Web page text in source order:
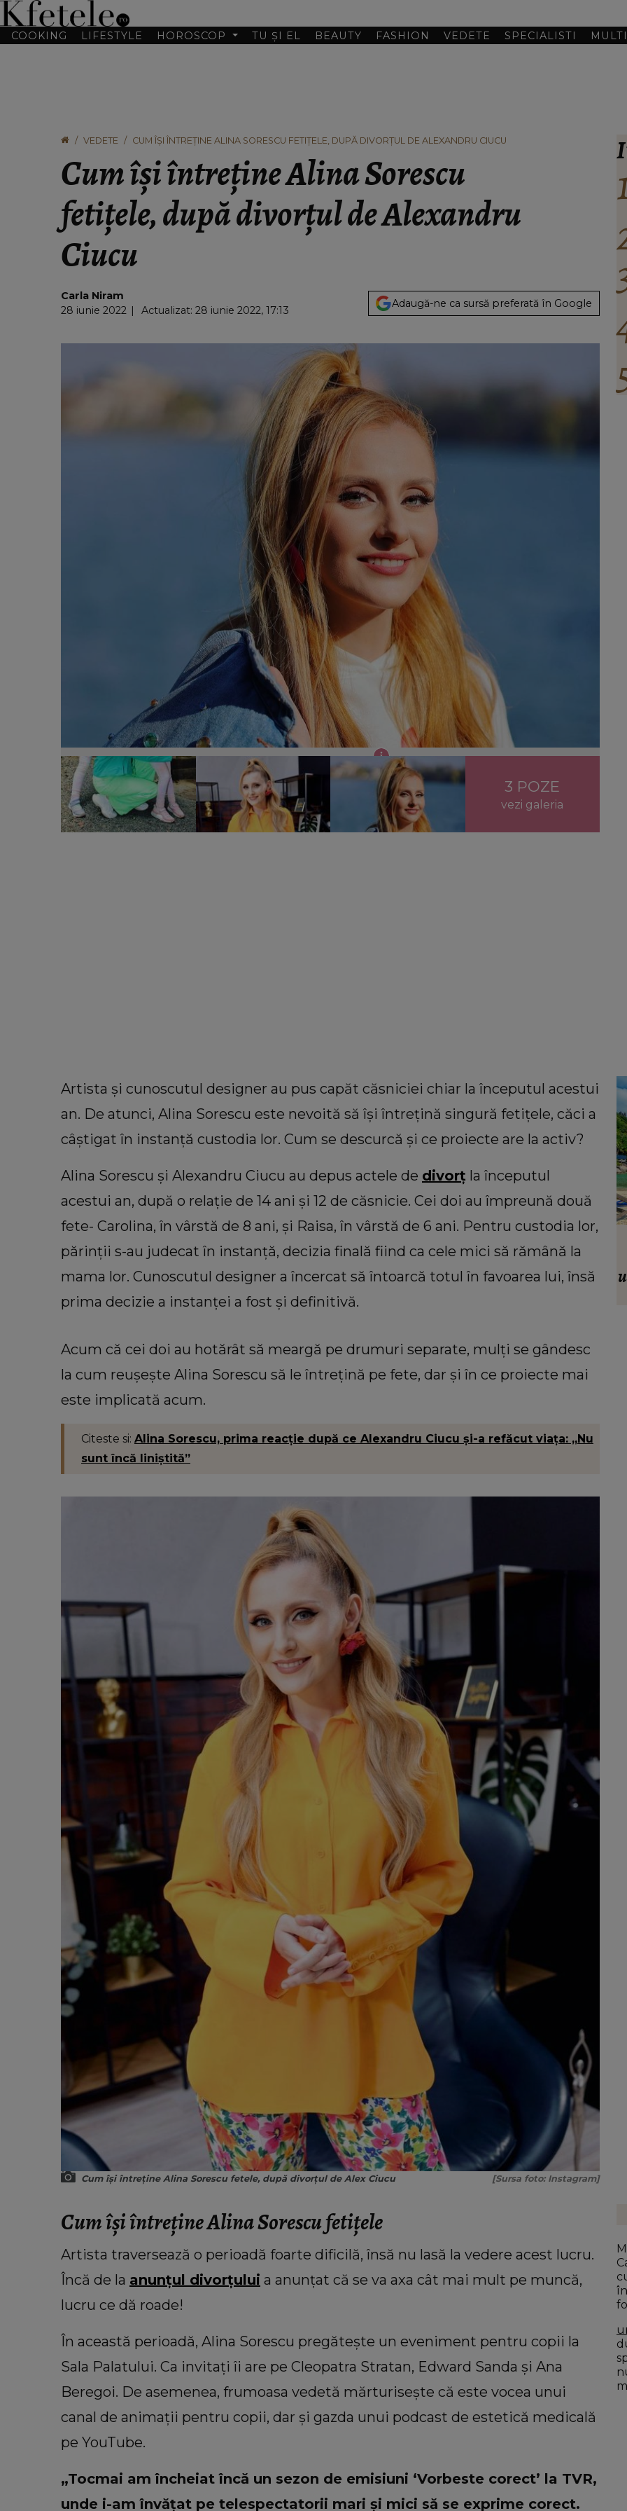
COOKING LIFESTYLE HOROSCOP TU ȘI EL BEAUTY FASHION VEDETE SPECIALISTI
VEDETE CUM ÎȘI ÎNTREȚINE ALINA SORESCU FETIȚELE, DUPĂ DIVORȚUL DE ALEXANDRU CIUCU
Cum își întreține Alina Sorescu
fetițele, după divorțul de Alexandru
Ciucu
Carla Niram
28 iunie 2022
Actualizat: 28 iunie 2022, 17:13
Adaugă-ne ca sursă preferată în Google
Cum își întreține Alina Sorescu fetele, după divorțul de Alex Ciucu
3 POZE
vezi galeria
Artista și cunoscutul designer au pus capăt căsniciei chiar la începutul acestui
an. De atunci, Alina Sorescu este nevoită să își întrețină singură fetițele, căci a
câștigat în instanță custodia lor. Cum se descurcă și ce proiecte are la activ?
Alina Sorescu și Alexandru Ciucu au depus actele de divorț la începutul
acestui an, după o relație de 14 ani și 12 de căsnicie. Cei doi au împreună două
fete- Carolina, în vârstă de 8 ani, și Raisa, în vârstă de 6 ani. Pentru custodia lor,
părinții s-au judecat în instanță, decizia finală fiind ca cele mici să rămână la
mama lor. Cunoscutul designer a încercat să întoarcă totul în favoarea lui, însă
prima decizie a instanței a fost și definitivă.
Acum că cei doi au hotărât să meargă pe drumuri separate, mulți se gândesc
la cum reușește Alina Sorescu să le întrețină pe fete, dar și în ce proiecte mai
este implicată acum.
Citeste si: Alina Sorescu, prima reacție după ce Alexandru Ciucu și-a refăcut viața: „Nu
sunt încă liniștită”
Cum își întreține Alina Sorescu fetele, după divorțul de Alex Ciucu [Sursa foto: Instagram]
Cum își întreține Alina Sorescu fetițele
Artista traversează o perioadă foarte dificilă, însă nu lasă la vedere acest lucru.
Încă de la anunțul divorțului a anunțat că se va axa cât mai mult pe muncă,
lucru ce dă roade!
În această perioadă, Alina Sorescu pregătește un eveniment pentru copii la
Sala Palatului. Ca invitați îi are pe Cleopatra Stratan, Edward Sanda și Ana
Beregoi. De asemenea, frumoasa vedetă mărturisește că este vocea unui
canal de animații pentru copii, dar și gazda unui podcast de estetică medicală
pe YouTube.
„Tocmai am încheiat încă un sezon de emisiuni ‘Vorbeste corect’ la TVR,
unde i-am învățat pe telespectatorii mari și mici să se exprime corect.
Valentin Sanfira, acuzații despre
infidelitate? Ce mărturisiri a făcut
artistul de muzică populară: “Doi ochi
ce m-au înșelat.”
Momente de panică pentru Carmen
Șerban după ce a căzut cu mașina într-